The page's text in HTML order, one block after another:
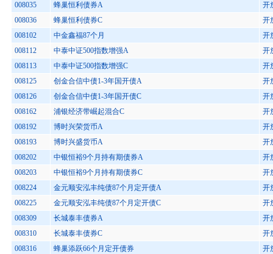
008035 蜂巢恒利债券A
开
008036
蜂巢恒利债券C
开
008102
中金鑫福87个月
开
008112
中泰中证500指数增强A
开
008113
中泰中证500指数增强C
开
008125
创金合信中债1-3年国开债A
开
008126
创金合信中债1-3年国开债C
开
008162
浦银经济带崛起混合C
开
008192
博时兴荣货币A
开
008193
博时兴盛货币A
开
008202
中银恒裕9个月持有期债券A
开
008203
中银恒裕9个月持有期债券C
开
008224
金元顺安泓丰纯债87个月定开债A
开
008225
金元顺安泓丰纯债87个月定开债C
开
008309
长城泰丰债券A
开
008310
长城泰丰债券C
开
008316
蜂巢添跃66个月定开债券
开